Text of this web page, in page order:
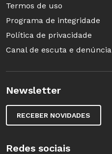
Termos de uso
Programa de integridade
Política de privacidade
Canal de escuta e denúncia
Newsletter
RECEBER NOVIDADES
Redes sociais